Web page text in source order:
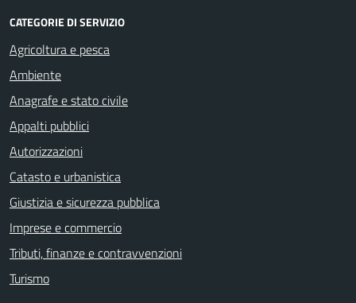
CATEGORIE DI SERVIZIO
Agricoltura e pesca
Ambiente
Anagrafe e stato civile
Appalti pubblici
Autorizzazioni
Catasto e urbanistica
Giustizia e sicurezza pubblica
Imprese e commercio
Tributi, finanze e contravvenzioni
Turismo